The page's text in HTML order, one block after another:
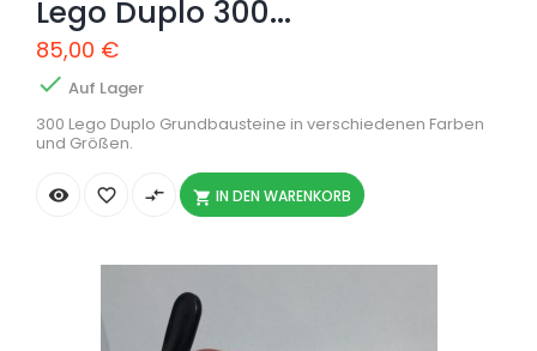
Lego Duplo 300...
85,00 €
 Auf Lager
300 Lego Duplo Grundbausteine in verschiedenen Farben
und Größen.
  compare_arrows  IN DEN WARENKORB